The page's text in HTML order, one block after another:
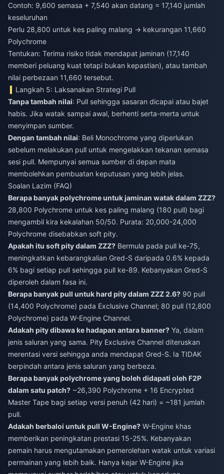
Contoh: 9,600 semasa + 7,540 akan datang = 17,140 jumlah
keseluruhan
Perlu 28,800 untuk kes paling malang → kekurangan 11,660
Polychrome
Tentukan: Terima risiko tidak mendapat jaminan (17,140
memberi peluang kuat tetapi bukan kepastian), atau tambah
nilai perbezaan 11,660 tersebut.
Langkah 5: Laksanakan Strategi Pull
Tanpa tambah nilai: Pull sehingga sasaran dicapai atau bajet
habis. Jika watak sampai awal, berhenti serta-merta untuk
menyimpan sumber.
Dengan tambah nilai: Beli Monochrome yang diperlukan
sebelum melakukan pull untuk mengelakkan tekanan semasa
sesi pull. Mempunyai semua sumber di depan mata
membolehkan pembuatan keputusan yang lebih jelas.
Soalan Lazim (FAQ)
Berapa banyak polychrome untuk jaminan watak dalam ZZZ?
28,800 Polychrome untuk kes paling malang (180 pull) bagi
mengambil kira kekalahan 50/50. Purata: 20,000-24,000
Polychrome disebabkan soft pity.
Apakah itu soft pity dalam ZZZ? Bermula pada pull ke-75,
meningkatkan kebarangkalian Gred-S daripada 0.6% kepada
6% bagi setiap pull sehingga pull ke-89. Kebanyakan Gred-S
diperoleh dalam fasa ini.
Berapa banyak pull untuk hard pity dalam ZZZ 2.6? 90 pull
(14,400 Polychrome) pada Exclusive Channel; 80 pull (12,800
Polychrome) pada W-Engine Channel.
Adakah pity dibawa ke hadapan antara banner? Ya, dalam
jenis saluran yang sama. Pity Exclusive Channel diteruskan
merentasi versi sehingga anda mendapat Gred-S. Ia TIDAK
berpindah antara jenis saluran yang berbeza.
Berapa banyak polychrome yang boleh didapati oleh F2P
dalam satu patch? ~26,390 Polychrome + 16 Encrypted
Master Tape bagi setiap versi penuh (42 hari) = ~181 jumlah
pull.
Adakah berbaloi untuk pull W-Engine? W-Engine khas
memberikan peningkatan prestasi 15-25%. Kebanyakan
pemain harus mengutamakan pemerolehan watak untuk variasi
permainan yang lebih baik. Hanya kejar W-Engine jika